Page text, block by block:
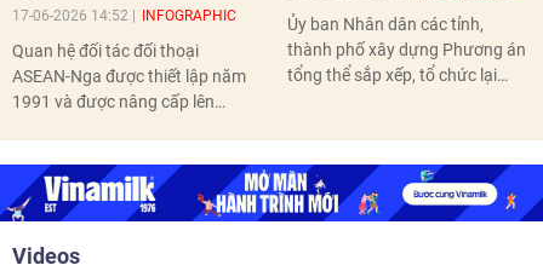
17-06-2026 14:52 INFOGRAPHIC
Quan hệ đối tác đối thoại
ASEAN-Nga được thiết lập năm
1991 và được nâng cấp lên
nghị Cấp cao vào các năm 2005,
2010, 2016, 2018, 2021.
Ủy ban Nhân dân các tỉnh,
thành phố xây dựng Phương án
tổng thể sắp xếp, tổ chức lại
Videos